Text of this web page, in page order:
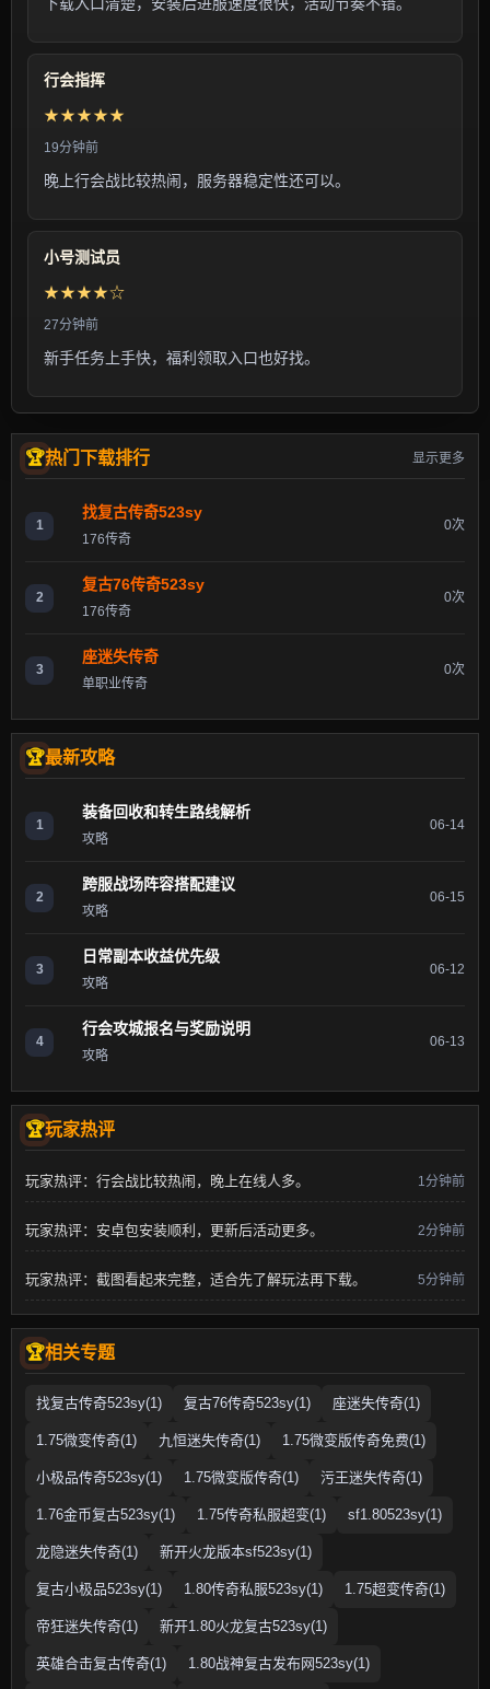
行会指挥
★★★★★
19分钟前
晚上行会战比较热闹，服务器稳定性还可以。
小号测试员
★★★★☆
27分钟前
新手任务上手快，福利领取入口也好找。
热门下载排行 显示更多
1
找复古传奇523sy
176传奇
0次
2
复古76传奇523sy
176传奇
0次
3
座迷失传奇
单职业传奇
0次
最新攻略
1
装备回收和转生路线解析
攻略
06-14
2
跨服战场阵容搭配建议
攻略
06-15
3
日常副本收益优先级
攻略
06-12
4
行会攻城报名与奖励说明
攻略
06-13
玩家热评
玩家热评：行会战比较热闹，晚上在线人多。 1分钟前
玩家热评：安卓包安装顺利，更新后活动更多。 2分钟前
玩家热评：截图看起来完整，适合先了解玩法再下载。 5分钟前
相关专题
找复古传奇523sy(1) 复古76传奇523sy(1) 座迷失传奇(1)
1.75微变传奇(1) 九恒迷失传奇(1) 1.75微变版传奇免费(1)
小极品传奇523sy(1) 1.75微变版传奇(1) 污王迷失传奇(1)
1.76金币复古523sy(1) 1.75传奇私服超变(1) sf1.80523sy(1)
龙隐迷失传奇(1) 新开火龙版本sf523sy(1)
复古小极品523sy(1) 1.80传奇私服523sy(1) 1.75超变传奇(1)
帝狂迷失传奇(1) 新开1.80火龙复古523sy(1)
英雄合击复古传奇(1) 1.80战神复古发布网523sy(1)